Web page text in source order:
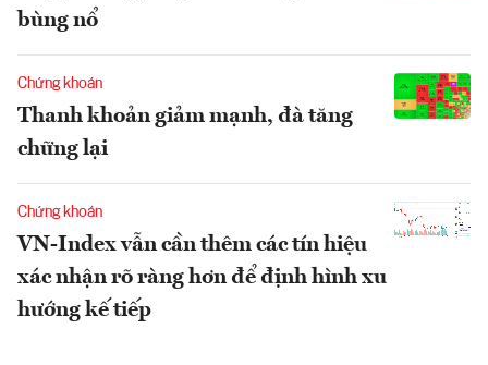
bùng nổ
Chứng khoán
Thanh khoản giảm mạnh, đà tăng
chững lại
Chứng khoán
VN-Index vẫn cần thêm các tín hiệu
xác nhận rõ ràng hơn để định hình xu
hướng kế tiếp